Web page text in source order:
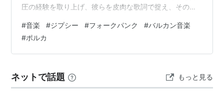
YouTube
Gypsy
圧の経験を取り上げ、彼らを皮肉な歌詞で捉え、その抑
ーニョ・ポルカ、パンク、コロンビア・クンビア、ジプ
シー・バルカン音楽を楽しんでいます。 この理想的な組
み合わせの音楽が Cochinillas Alcohol Club の誕生を生み
#音楽 #ジプシー #フォークパンク #バルカン音楽
#ポルカ
ネットで話題 もっと見る